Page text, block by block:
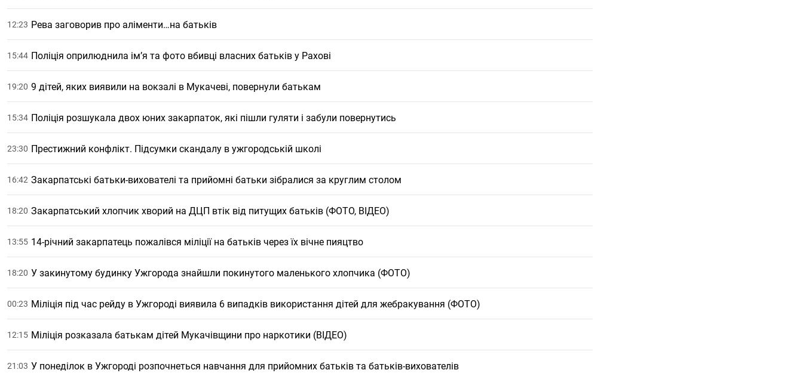
12:23 Рева заговорив про аліменти…на батьків
15:44 Поліція оприлюднила ім’я та фото вбивці власних батьків у Рахові
19:20 9 дітей, яких виявили на вокзалі в Мукачеві, повернули батькам
15:34 Поліція розшукала двох юних закарпаток, які пішли гуляти і забули повернутись
23:30 Престижний конфлікт. Підсумки скандалу в ужгородській школі
16:42 Закарпатські батьки-вихователі та прийомні батьки зібралися за круглим столом
18:20 Закарпатський хлопчик хворий на ДЦП втік від питущих батьків (ФОТО, ВІДЕО)
13:55 14-річний закарпатець пожалівся міліції на батьків через їх вічне пияцтво
18:20 У закинутому будинку Ужгорода знайшли покинутого маленького хлопчика (ФОТО)
00:23 Міліція під час рейду в Ужгороді виявила 6 випадків використання дітей для жебракування (ФОТО)
12:15 Міліція розказала батькам дітей Мукачівщини про наркотики (ВІДЕО)
21:03 У понеділок в Ужгороді розпочнеться навчання для прийомних батьків та батьків-вихователів